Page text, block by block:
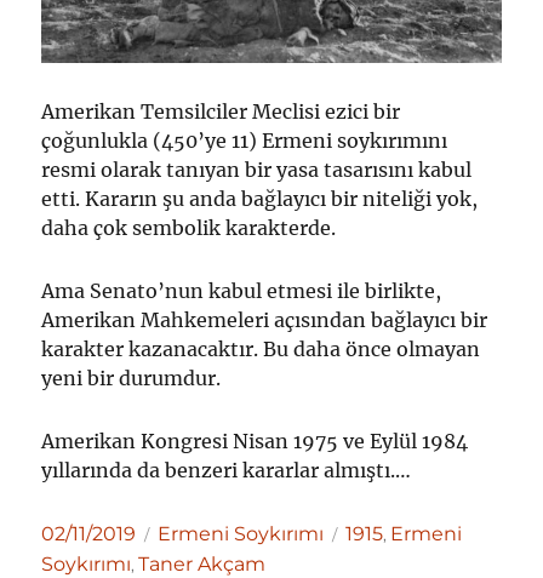
Amerikan Temsilciler Meclisi ezici bir
çoğunlukla (450’ye 11) Ermeni soykırımını
resmi olarak tanıyan bir yasa tasarısını kabul
etti. Kararın şu anda bağlayıcı bir niteliği yok,
daha çok sembolik karakterde.
Ama Senato’nun kabul etmesi ile birlikte,
Amerikan Mahkemeleri açısından bağlayıcı bir
karakter kazanacaktır. Bu daha önce olmayan
yeni bir durumdur.
Amerikan Kongresi Nisan 1975 ve Eylül 1984
yıllarında da benzeri kararlar almıştı.…
Yayın
tarihi
02/11/2019 Kategoriler
Ermeni Soykırımı Etiketler
1915, Ermeni
Soykırımı,Taner Akçam